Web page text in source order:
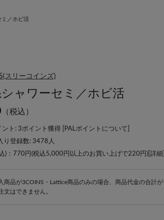
ミ／ホビ活
スリーコインズ)
ャワーセミ／ホビ活
（税込）
ント: 3ポイント獲得 [ PALポイントについて
り登録数: 3478 人
)：770円(税込5,000円以上のお買い上げで220円)[ 詳細
商品が3COINS・Lattice商品のみの場合、商品代金の合計
文はできません。